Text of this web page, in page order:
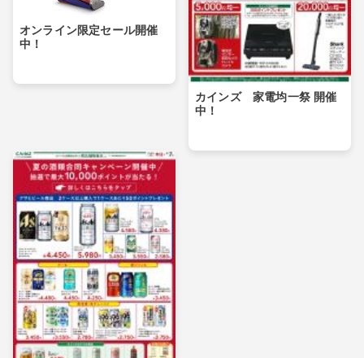
オンライン限定セール開催
中！
カインズ 家電均一祭 開催
中！